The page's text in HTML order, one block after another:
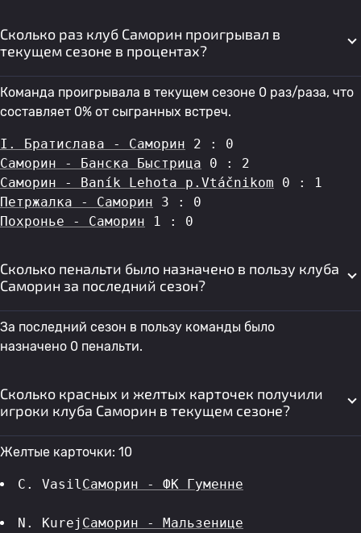
Сколько раз клуб Саморин проигрывал в
текущем сезоне в процентах?
Команда проигрывала в текущем сезоне 0 раз/раза, что
составляет 0% от сыгранных встреч.
I. Братислава - Саморин 2 : 0
Саморин - Банска Быстрица 0 : 2
Саморин - Baník Lehota p.Vtáčnikom 0 : 1
Петржалка - Саморин 3 : 0
Похронье - Саморин 1 : 0
Сколько пенальти было назначено в пользу клуба
Саморин за последний сезон?
За последний сезон в пользу команды было
назначено 0 пенальти.
Сколько красных и желтых карточек получили
игроки клуба Саморин в текущем сезоне?
Желтые карточки: 10
C. VasilСаморин - ФК Гуменне
N. Kurej Саморин - Мальзенице